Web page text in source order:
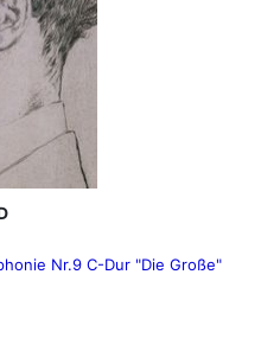
Nr.9 C-Dur "Die Große"